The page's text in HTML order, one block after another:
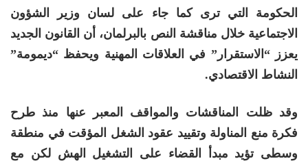
الحكومة التي ترى كما جاء على لسان وزير الشؤون
الاجتماعية خلال مناقشة النص بالبرلمان، أن القانون الجديد
يعزز “الاستقرار” في العلاقات المهنية ويحفظ “ديمومة”
النشاط الاقتصادي.
وقد ظلت المناقشات والمواقف المعبر عنها منذ طرح
فكرة منع المناولة وتقييد عقود الشغل المؤقت في منطقة
وسطى تؤيد مبدأ القضاء على التشغيل الهش لكن مع